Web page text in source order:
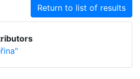
Return to list of results